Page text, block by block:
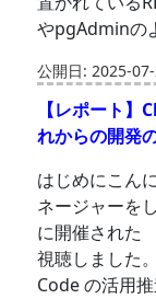
やpgAdminの
公開日: 2025-
【レポート
れからの開発
はじめにこん
ネージャーを
に開催された
視聴しました
Code の活用